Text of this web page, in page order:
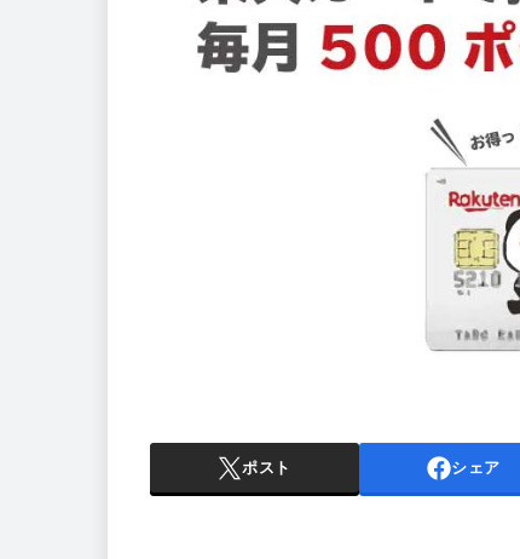
ポスト シェア